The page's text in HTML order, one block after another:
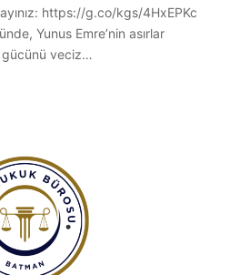
https://g.co/kgs/4HxEPKc
Yunus Emre’nin asırlar
gücünü veciz…